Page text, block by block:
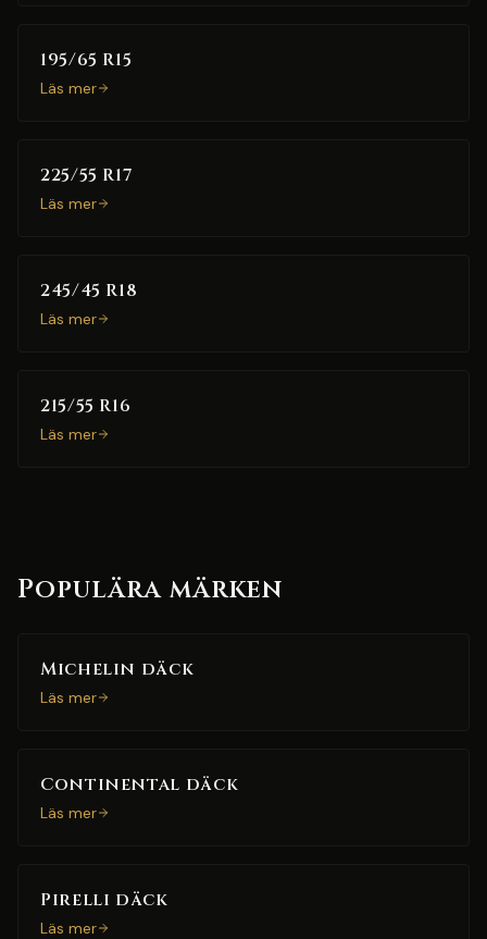
195/65 R15
Läs mer
225/55 R17
Läs mer
245/45 R18
Läs mer
215/55 R16
Läs mer
Populära märken
Michelin däck
Läs mer
Continental däck
Läs mer
Pirelli däck
Läs mer